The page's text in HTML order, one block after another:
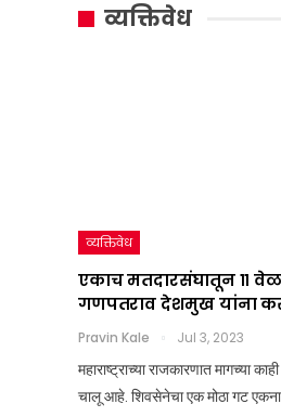
8,
व्यक्तिवेध
व्यक्तिवेध
एकाच मतदारसंघातून ११
गणपतराव देशमुख यांना
Pravin Kale Jul 3, 2023
महाराष्ट्राच्या राजकारणात मागच्या
चालू आहे. शिवसेनेचा एक मोठा गट